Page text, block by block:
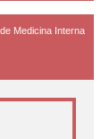
Medicina Interna